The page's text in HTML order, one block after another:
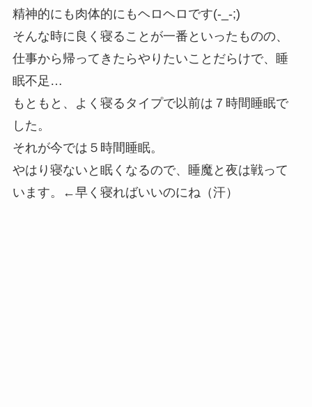
精神的にも肉体的にもヘロヘロです(-_-;)
そんな時に良く寝ることが一番といったものの、
仕事から帰ってきたらやりたいことだらけで、睡
眠不足…
もともと、よく寝るタイプで以前は７時間睡眠で
した。
それが今では５時間睡眠。
やはり寝ないと眠くなるので、睡魔と夜は戦って
います。←早く寝ればいいのにね（汗）